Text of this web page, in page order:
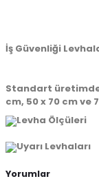
İş Güvenliği
Standart üretimde
cm, 50 x 70 cm ve
Yorumlar